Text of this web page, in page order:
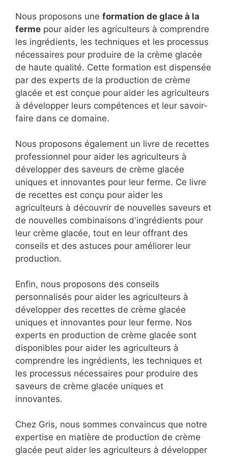
Nous proposons une formation de glace à la
ferme pour aider les agriculteurs à comprendre
les ingrédients, les techniques et les processus
nécessaires pour produire de la crème glacée
de haute qualité. Cette formation est dispensée
par des experts de la production de crème
glacée et est conçue pour aider les agriculteurs
à développer leurs compétences et leur savoir-
faire dans ce domaine.
Nous proposons également un livre de recettes
professionnel pour aider les agriculteurs à
développer des saveurs de crème glacée
uniques et innovantes pour leur ferme. Ce livre
de recettes est conçu pour aider les
agriculteurs à découvrir de nouvelles saveurs et
de nouvelles combinaisons d'ingrédients pour
leur crème glacée, tout en leur offrant des
conseils et des astuces pour améliorer leur
production.
Enfin, nous proposons des conseils
personnalisés pour aider les agriculteurs à
développer des recettes de crème glacée
uniques et innovantes pour leur ferme. Nos
experts en production de crème glacée sont
disponibles pour aider les agriculteurs à
comprendre les ingrédients, les techniques et
les processus nécessaires pour produire des
saveurs de crème glacée uniques et
innovantes.
Chez Gris, nous sommes convaincus que notre
expertise en matière de production de crème
glacée peut aider les agriculteurs à développer